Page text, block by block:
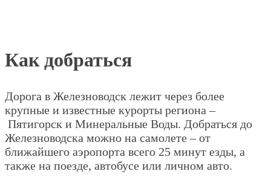
Как добраться
Дорога в Железноводск лежит через более
крупные и известные курорты региона –
Пятигорск и Минеральные Воды. Добраться до
Железноводска можно на самолете – от
ближайшего аэропорта всего 25 минут езды, а
также на поезде, автобусе или личном авто.